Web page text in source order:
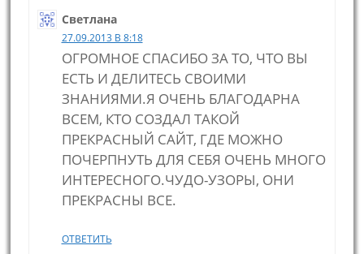
Светлана
27.09.2013 В 8:18
ОГРОМНОЕ СПАСИБО ЗА ТО, ЧТО ВЫ
ЕСТЬ И ДЕЛИТЕСЬ СВОИМИ
ЗНАНИЯМИ.Я ОЧЕНЬ БЛАГОДАРНА
ВСЕМ, КТО СОЗДАЛ ТАКОЙ
ПРЕКРАСНЫЙ САЙТ, ГДЕ МОЖНО
ПОЧЕРПНУТЬ ДЛЯ СЕБЯ ОЧЕНЬ МНОГО
ИНТЕРЕСНОГО.ЧУДО-УЗОРЫ, ОНИ
ПРЕКРАСНЫ ВСЕ.
ОТВЕТИТЬ